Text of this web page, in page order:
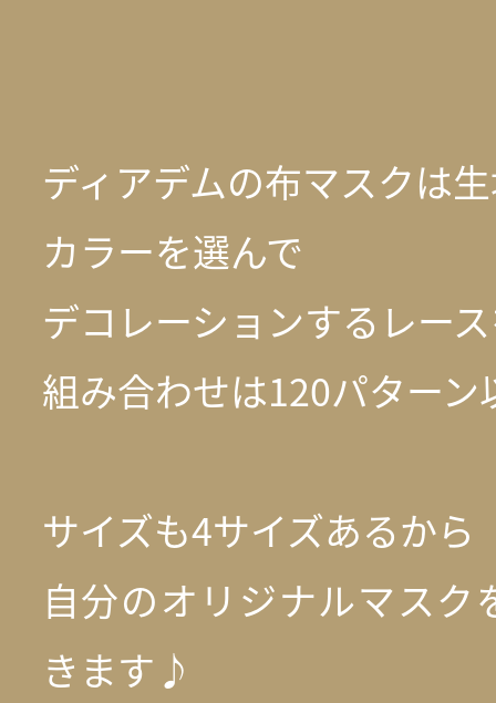
ディアデムの布マスクは
カラーを選んで
デコレーションするレー
組み合わせは120パターン
サイズも4サイズあるから
自分のオリジナルマスク
きます♪